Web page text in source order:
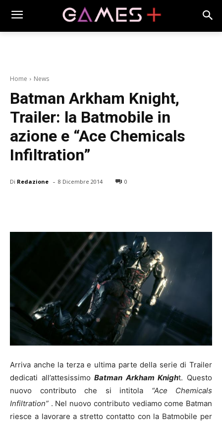
Home News
Batman Arkham Knight,
Trailer: la Batmobile in
azione e “Ace Chemicals
Infiltration”
Di Redazione - 8 Dicembre 2014 0
Arriva anche la terza e ultima parte della serie di Trailer
dedicati all’attesissimoBatman Arkham Knight. Questo
nuovo contributo che si intitola “Ace Chemicals
Infiltration” . Nel nuovo contributo vediamo come Batman
riesce a lavorare a stretto contatto con la Batmobile per